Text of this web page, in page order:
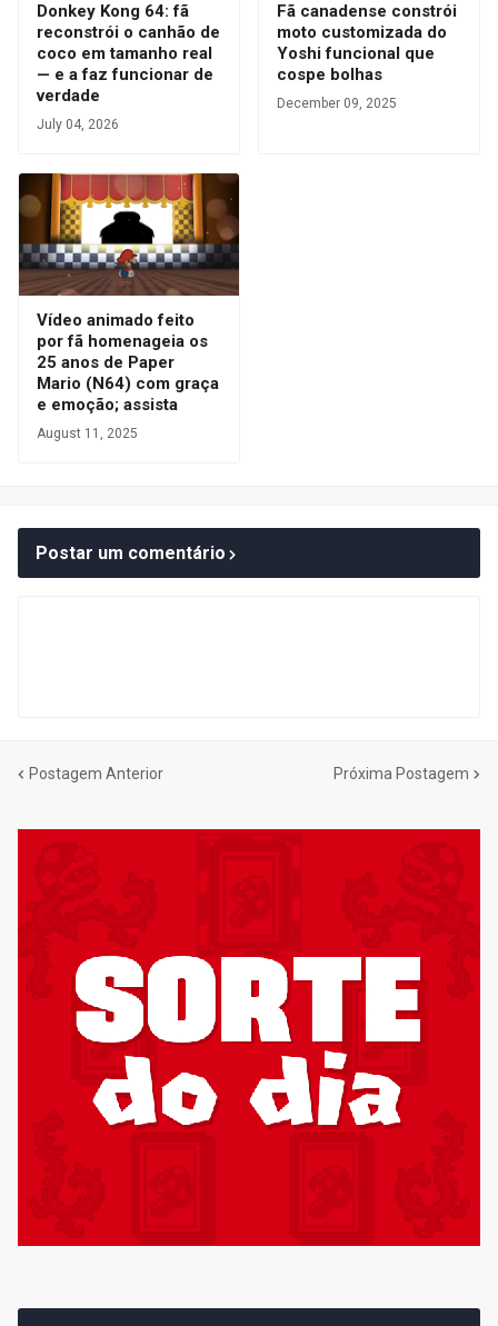
Donkey Kong 64: fã
reconstrói o canhão de
coco em tamanho real
— e a faz funcionar de
verdade
July 04, 2026
Fã canadense constrói
moto customizada do
Yoshi funcional que
cospe bolhas
December 09, 2025
Vídeo animado feito
por fã homenageia os
25 anos de Paper
Mario (N64) com graça
e emoção; assista
August 11, 2025
Postar um comentário
Postagem Anterior Próxima Postagem